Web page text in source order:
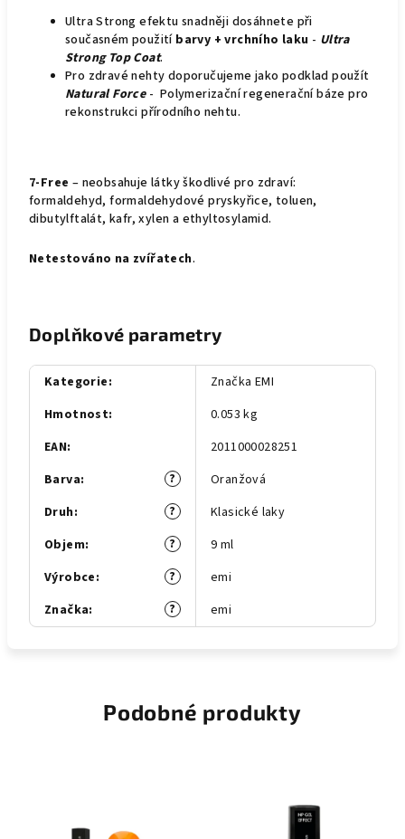
Ultra Strong efektu snadněji dosáhnete při
současném použití barvy + vrchního laku - Ultra
Strong Top Coat.
Pro zdravé nehty doporučujeme jako podklad použít
Natural Force- Polymerizační regenerační báze pro
rekonstrukci přírodního nehtu.
7-Free – neobsahuje látky škodlivé pro zdraví:
formaldehyd, formaldehydové pryskyřice, toluen,
dibutylftalát, kafr, xylen a ethyltosylamid.
Netestováno na zvířatech.
Doplňkové parametry
Kategorie:
Značka EMI
Hmotnost:
0.053 kg
EAN:
2011000028251
?
Barva:
Oranžová
?
Druh:
Klasické laky
?
Objem:
9 ml
?
Výrobce:
emi
?
Značka: emi
Podobné produkty